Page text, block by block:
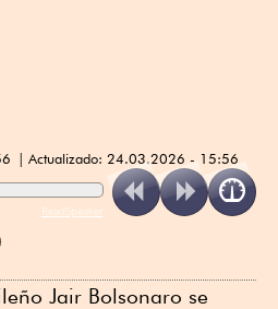
Actualizado: 24.03.2026 - 15:56
ReadSpeaker
Jair Bolsonaro se